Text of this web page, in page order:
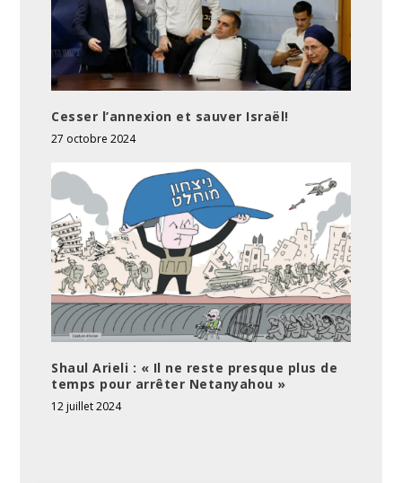
Cesser l’annexion et sauver Israël!
27 octobre 2024
Shaul Arieli : « Il ne reste presque plus de
temps pour arrêter Netanyahou »
12 juillet 2024